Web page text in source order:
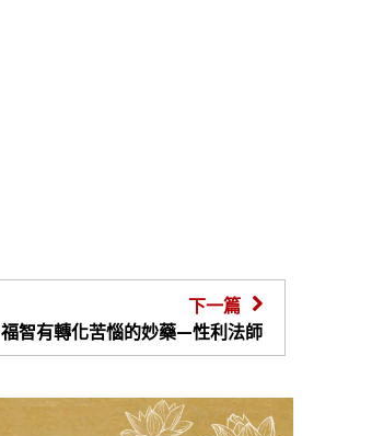
下一篇
福智有轉化苦惱的妙藥—性利法師